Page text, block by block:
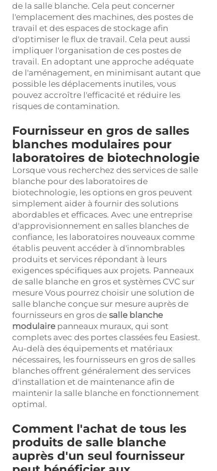
de la salle blanche. Cela peut concerner
l'emplacement des machines, des postes de
travail et des espaces de stockage afin
d'optimiser le flux de travail. Cela peut aussi
impliquer l'organisation de ces postes de
travail. En adoptant une approche adéquate
de l'aménagement, en minimisant autant que
possible les déplacements inutiles, vous
pouvez accroître l'efficacité et réduire les
risques de contamination.
Fournisseur en gros de salles
blanches modulaires pour
laboratoires de biotechnologie
Lorsque vous recherchez des services de salle
blanche pour des laboratoires de
biotechnologie, les options en gros peuvent
simplement aider à fournir des solutions
abordables et efficaces. Avec une entreprise
d'approvisionnement en salles blanches de
confiance, les laboratoires nouveaux comme
établis peuvent accéder à d'innombrables
produits et services répondant à leurs
exigences spécifiques aux projets. Panneaux
de salle blanche en gros et systèmes CVC sur
mesure Vous pourrez choisir une solution de
salle blanche conçue sur mesure auprès de
fournisseurs en gros de salle blanche
modulaire panneaux muraux, qui sont
complets avec des portes classées feu Easiest.
Au-delà des équipements et matériaux
nécessaires, les fournisseurs en gros de salles
blanches offrent généralement des services
d'installation et de maintenance afin de
maintenir la salle blanche en fonctionnement
optimal.
Comment l'achat de tous les
produits de salle blanche
auprès d'un seul fournisseur